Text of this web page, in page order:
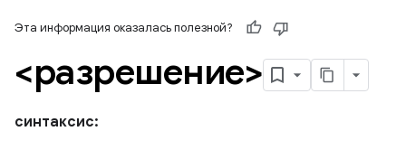
Эта информация оказалась полезной?
<разрешение>
синтаксис: